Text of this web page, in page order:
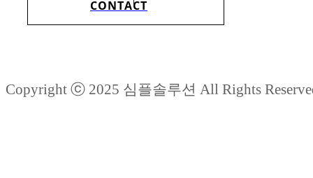
CONTACT
Copyright ⓒ 2025 심플솔루션 All Rights